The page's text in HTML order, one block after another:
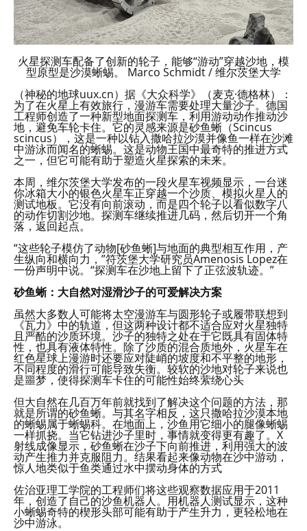
火星探测车配备了创新的轮子，能够“游动”穿越沙地，模
型原型是沙漠蜥蜴。 Marco Schmidt / 维尔茨堡大学
（神秘的地球uux.cn）据《大众科学》（麦克·德格林）：
为了在火星上有效旅行，漫游车需要处理大量沙子。德国
工程师创造了一种新型地面探测车，利用游动动作推动沙
地，避免车轮卡住。它的灵感来源是砂鱼蜥（Scincus
scincus），这是一种以钻入撒哈拉沙漠并像鱼一样在沙滩
中游泳而闻名的蜥蜴。这是动物王国中最奇特的推进方式
之一，但它可能有助于塑造火星探索的未来。
本周，维尔茨堡大学发布的一段火星车视频显示，一台迷
你冰箱大小的银色火星车正穿越一个沙质、模拟火星人的
测试地板。它没有向前滚动，而是四个轮子以看似数字八
的动作切割沙地。探测车继续推进几码，然后切开一个角
落，返回起点。
“这些轮子模仿了动物[砂鱼蜥]与地面的典型相互作用，产
生纵向和横向力，”符茨堡大学研究员Amenosis Lopez在
一份声明中说。“探测车在沙地上留下了正弦波轨迹。”
砂鱼蜥：大自然对湿滑沙子的可爱解决方案
虽然大多数人可能将太空漫游车与圆形轮子或履带联想到
《瓦力》中的轨道，但这两种设计都不适合应对火星独特
且严酷的沙质环境。沙子的独特之处在于它既具有固体特
性，也具有液体特性。除了沙质的混合质地外，火星车在
红色星球上漫游时还要应对陡峭的坡度和不平整的地形，
不同程度的滑行可能导致失衡。较软的沙地对轮子来说也
是噩梦，使得探测车卡住的可能性始终萦绕心头
但大自然在几百万年前就找到了解决这个问题的方法，那
就是所谓的砂鱼蜥。与其名字相反，这只撒哈拉沙漠本地
的蜥蜴属于蜥蜴科。在地面上，沙鱼用它细小的腿像蜥蜴
一样抓挠。当它钻进沙子里时，事情就变得更有趣了。X
射线成像显示，砂鱼蜥在沙子下向前推进，利用强大的波
动产生推力并克服阻力。结果看起来像动物在沙中游动，
惊人地类似于鱼类通过水中摆动身体的方式
佐治亚理工学院的工程师们将这些观察数据应用于2011
年，创造了自己的沙鱼机器人。用机器人测试显示，这种
小蜥蜴奇特的楔形头部可能有助于产生升力，更轻松地在
沙中游泳。